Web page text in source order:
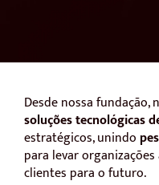
Desde nossa fundação,
soluções tecnológicas
estratégicos, unindo
para levar
clientes para o futuro.